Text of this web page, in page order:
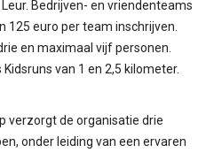
Bedrijven- en vriendenteams
125 euro per team inschrijven.
en maximaal vijf personen.
van 1 en 2,5 kilometer.
verzorgt de organisatie drie
onder leiding van een ervaren